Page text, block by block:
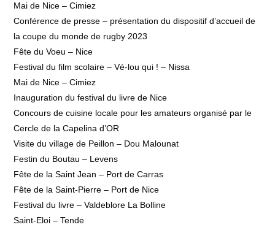
Mai de Nice – Cimiez
Conférence de presse – présentation du dispositif d’accueil de
la coupe du monde de rugby 2023
Fête du Voeu – Nice
Festival du film scolaire – Vé-lou qui ! – Nissa
Mai de Nice – Cimiez
Inauguration du festival du livre de Nice
Concours de cuisine locale pour les amateurs organisé par le
Cercle de la Capelina d’OR
Visite du village de Peillon – Dou Malounat
Festin du Boutau – Levens
Fête de la Saint Jean – Port de Carras
Fête de la Saint-Pierre – Port de Nice
Festival du livre – Valdeblore La Bolline
Saint-Eloi – Tende